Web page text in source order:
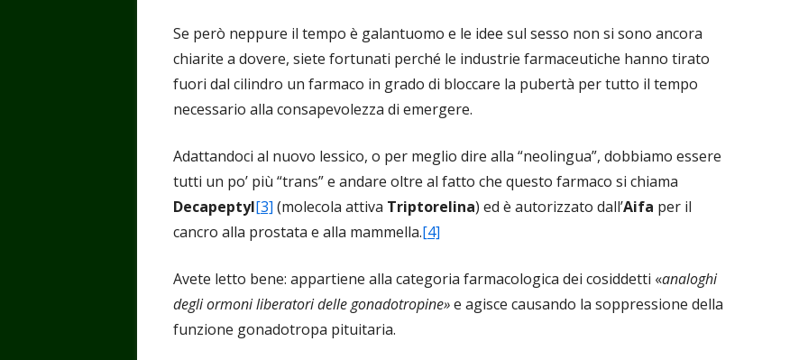
Se però neppure il tempo è galantuomo e le idee sul sesso non si sono ancora
chiarite a dovere, siete fortunati perché le industrie farmaceutiche hanno tirato
fuori dal cilindro un farmaco in grado di bloccare la pubertà per tutto il tempo
necessario alla consapevolezza di emergere.
Adattandoci al nuovo lessico, o per meglio dire alla “neolingua”, dobbiamo essere
tutti un po’ più “trans” e andare oltre al fatto che questo farmaco si chiama
Decapeptyl[3] (molecola attiva Triptorelina) ed è autorizzato dall’Aifa per il
cancro alla prostata e alla mammella.[4]
Avete letto bene: appartiene alla categoria farmacologica dei cosiddetti «analoghi
degli ormoni liberatori delle gonadotropine»e agisce causando la soppressione della
funzione gonadotropa pituitaria.